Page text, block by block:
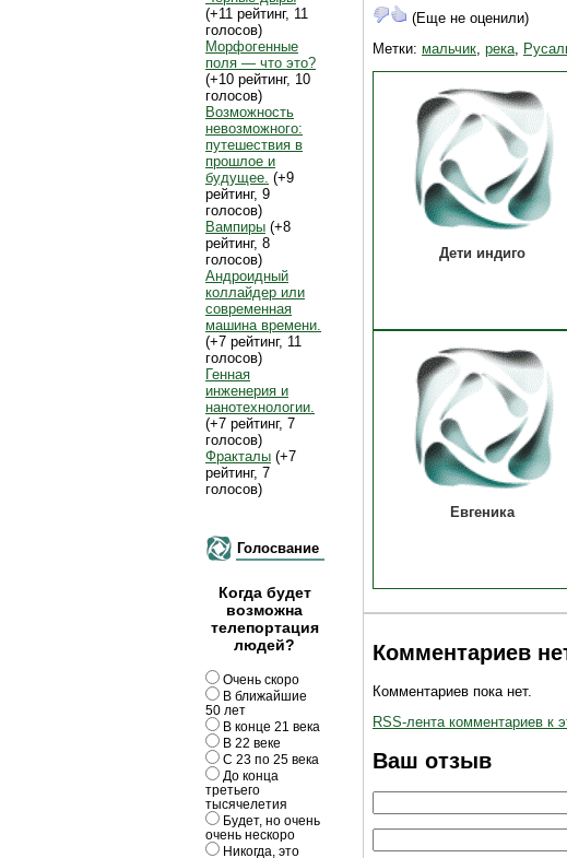
(+11 рейтинг, 11
голосов)
Морфогенные
поля — что это?
(+10 рейтинг, 10
голосов)
Возможность
невозможного:
путешествия в
прошлое и
будущее. (+9
рейтинг, 9
голосов)
Вампиры (+8
рейтинг, 8
голосов)
Андроидный
коллайдер или
современная
машина времени.
(+7 рейтинг, 11
голосов)
Генная
инженерия и
нанотехнологии.
(+7 рейтинг, 7
голосов)
Фракталы (+7
рейтинг, 7
голосов)
Голосвание
Когда будет
возможна
телепортация
людей?
Очень скоро
В ближайшие
50 лет
В конце 21 века
В 22 веке
С 23 по 25 века
До конца
третьего
тысячелетия
Будет, но очень
очень нескоро
Никогда, это
(Еще не оценили)
Метки: мальчик, река,
Дети индиго
Евгеника
Комментариев
Комментариев пока нет.
RSS-лента комментариев к
Ваш отзыв